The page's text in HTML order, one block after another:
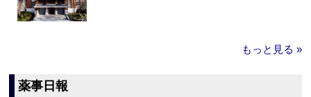
もっと見る »
薬事日報